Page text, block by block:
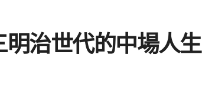
治世代的中場人生